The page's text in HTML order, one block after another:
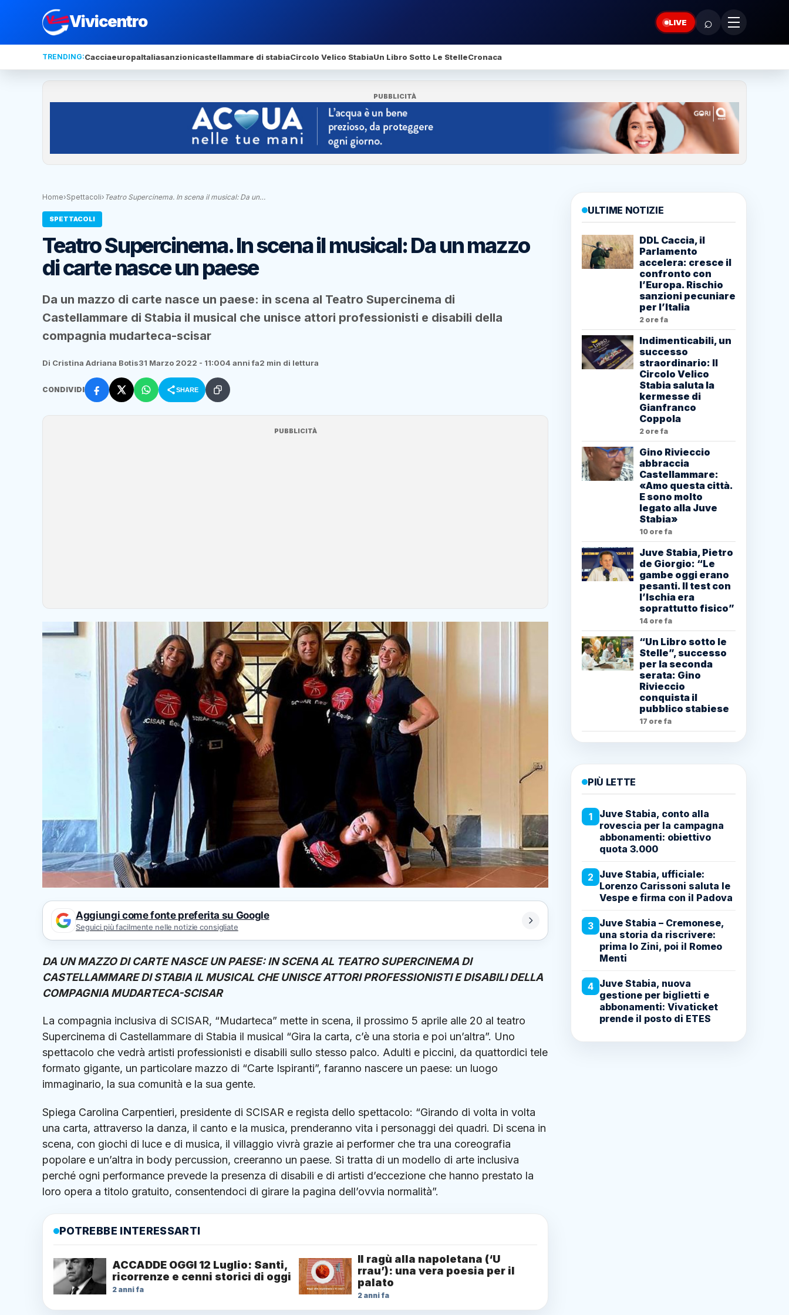
Vivicentro LIVE ⌕
TRENDING:CacciaeuropaItaliasanzionicastellammare di stabiaCircolo Velico StabiaUn Libro Sotto Le StelleCronaca
PUBBLICITÀ
Home›Spettacoli› Teatro Supercinema. In scena il musical: Da un…
SPETTACOLI
Teatro Supercinema. In scena il musical: Da un mazzo
di carte nasce un paese
Da un mazzo di carte nasce un paese: in scena al Teatro Supercinema di
Castellammare di Stabia il musical che unisce attori professionisti e disabili della
compagnia mudarteca-scisar
Di Cristina Adriana Botis31 Marzo 2022 - 11:004 anni fa2 min di lettura
CONDIVIDI SHARE
PUBBLICITÀ
Aggiungi come fonte preferita su Google
Seguici più facilmente nelle notizie consigliate
DA UN MAZZO DI CARTE NASCE UN PAESE: IN SCENA AL TEATRO SUPERCINEMA DI
CASTELLAMMARE DI STABIA IL MUSICAL CHE UNISCE ATTORI PROFESSIONISTI E DISABILI DELLA
COMPAGNIA MUDARTECA-SCISAR
La compagnia inclusiva di SCISAR, “Mudarteca” mette in scena, il prossimo 5 aprile alle 20 al teatro
Supercinema di Castellammare di Stabia il musical “Gira la carta, c’è una storia e poi un’altra”. Uno
spettacolo che vedrà artisti professionisti e disabili sullo stesso palco. Adulti e piccini, da quattordici tele
formato gigante, un particolare mazzo di “Carte Ispiranti”, faranno nascere un paese: un luogo
immaginario, la sua comunità e la sua gente.
Spiega Carolina Carpentieri, presidente di SCISAR e regista dello spettacolo: “Girando di volta in volta
una carta, attraverso la danza, il canto e la musica, prenderanno vita i personaggi dei quadri. Di scena in
scena, con giochi di luce e di musica, il villaggio vivrà grazie ai performer che tra una coreografia
popolare e un’altra in body percussion, creeranno un paese. Si tratta di un modello di arte inclusiva
perché ogni performance prevede la presenza di disabili e di artisti d’eccezione che hanno prestato la
loro opera a titolo gratuito, consentendoci di girare la pagina dell’ovvia normalità”.
POTREBBE INTERESSARTI
ACCADDE OGGI 12 Luglio: Santi,
ricorrenze e cenni storici di oggi
2 anni fa
Il ragù alla napoletana (‘U
rrau’): una vera poesia per il
palato
2 anni fa
ULTIME NOTIZIE
DDL Caccia, il
Parlamento
accelera: cresce il
confronto con
l’Europa. Rischio
sanzioni pecuniare
per l’Italia
2 ore fa
Indimenticabili, un
successo
straordinario: Il
Circolo Velico
Stabia saluta la
kermesse di
Gianfranco
Coppola
2 ore fa
Gino Rivieccio
abbraccia
Castellammare:
«Amo questa città.
E sono molto
legato alla Juve
Stabia»
10 ore fa
Juve Stabia, Pietro
de Giorgio: “Le
gambe oggi erano
pesanti. Il test con
l’Ischia era
soprattutto fisico”
14 ore fa
“Un Libro sotto le
Stelle”, successo
per la seconda
serata: Gino
Rivieccio
conquista il
pubblico stabiese
17 ore fa
PIÙ LETTE
1
Juve Stabia, conto alla
rovescia per la campagna
abbonamenti: obiettivo
quota 3.000
2 Juve Stabia, ufficiale:
Lorenzo Carissoni saluta le
Vespe e firma con il Padova
3 Juve Stabia – Cremonese,
una storia da riscrivere:
prima lo Zini, poi il Romeo
Menti
4 Juve Stabia, nuova
gestione per biglietti e
abbonamenti: Vivaticket
prende il posto di ETES